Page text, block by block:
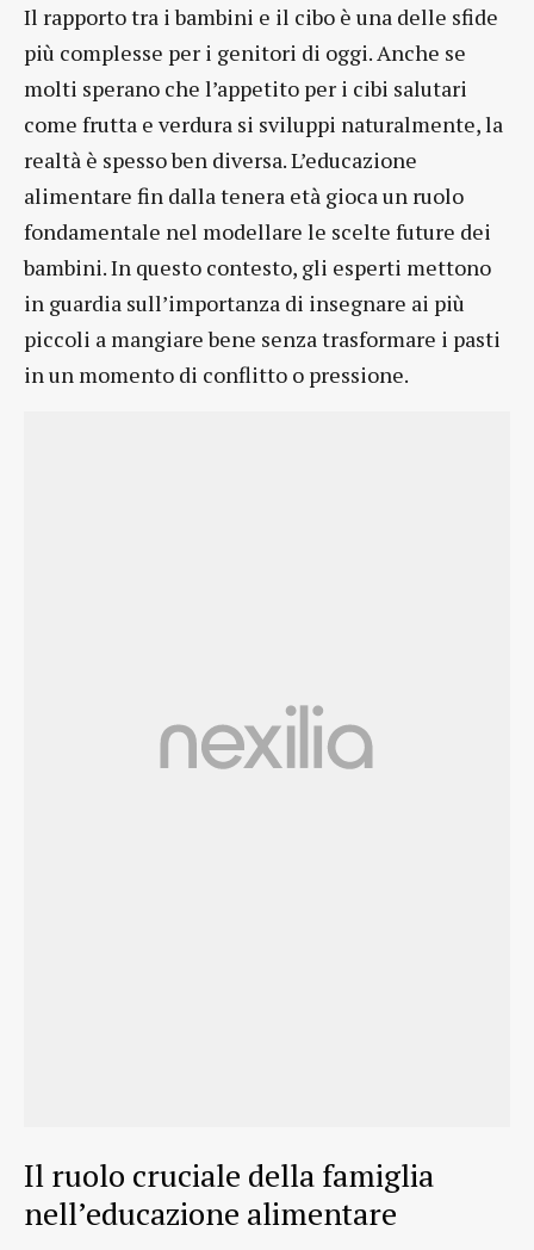
Il rapporto tra i bambini e il cibo è una delle sfide
più complesse per i genitori di oggi. Anche se
molti sperano che l’appetito per i cibi salutari
come frutta e verdura si sviluppi naturalmente, la
realtà è spesso ben diversa. L’educazione
alimentare fin dalla tenera età gioca un ruolo
fondamentale nel modellare le scelte future dei
bambini. In questo contesto, gli esperti mettono
in guardia sull’importanza di insegnare ai più
piccoli a mangiare bene senza trasformare i pasti
in un momento di conflitto o pressione.
Il ruolo cruciale della famiglia
nell’educazione alimentare